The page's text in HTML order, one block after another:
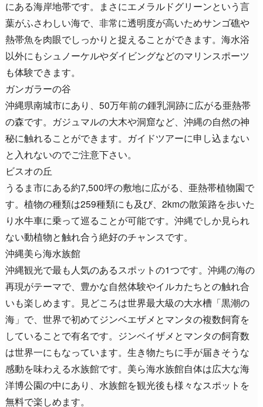
にある海岸地帯です。まさにエメラルドグリーンという言
葉がふさわしい海で、非常に透明度が高いためサンゴ礁や
熱帯魚を肉眼でしっかりと捉えることができます。海水浴
以外にもシュノーケルやダイビングなどのマリンスポーツ
も体験できます。
ガンガラーの谷
沖縄県南城市にあり、50万年前の鍾乳洞跡に広がる亜熱帯
の森です。ガジュマルの大木や洞窟など、沖縄の自然の神
秘に触れることができます。ガイドツアーに申し込まない
と入れないのでご注意下さい。
ビスオの丘
うるま市にある約7,500坪の敷地に広がる、亜熱帯植物園で
す。植物の種類は259種類にも及び、2kmの散策路を歩いた
り水牛車に乗って巡ることが可能です。沖縄でしか見られ
ない動植物と触れ合う絶好のチャンスです。
沖縄美ら海水族館
沖縄観光で最も人気のあるスポットの1つです。沖縄の海の
再現がテーマで、豊かな自然体験やイルカたちとの触れ合
いも楽しめます。見どころは世界最大級の大水槽「黒潮の
海」で、世界で初めてジンベエザメとマンタの複数飼育を
していることで有名です。ジンベイザメとマンタの飼育数
は世界一にもなっています。生き物たちに手が届きそうな
感動を味わえる水族館です。美ら海水族館自体は広大な海
洋博公園の中にあり、水族館を観光後も様々なスポットを
無料で楽しめます。